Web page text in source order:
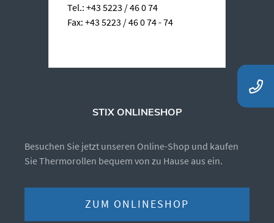
Tel.: +43 5223 / 46 0 74
Fax: +43 5223 / 46 0 74 - 74
STIX ONLINESHOP
Besuchen Sie jetzt unseren Online-Shop und kaufen
Sie Thermorollen bequem von zu Hause aus ein.
ZUM ONLINESHOP